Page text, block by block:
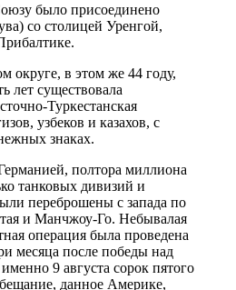
было присоединено
со столицей Уренгой,
округе, в этом же 44 году,
лет существовала
Туркестанская
узбеков и казахов, с
знаках.
полтора миллиона
танковых дивизий и
переброшены с запада по
и Манчжоу-Го. Небывалая
операция была проведена
месяца после победы над
9 августа сорок пятого
данное Америке,